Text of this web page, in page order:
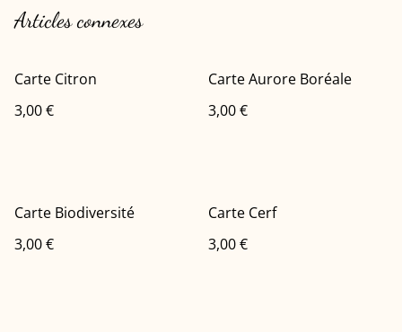
Articles connexes
Carte Citron
3,00 €
Carte Aurore Boréale
3,00 €
Carte Biodiversité
3,00 €
Carte Cerf
3,00 €